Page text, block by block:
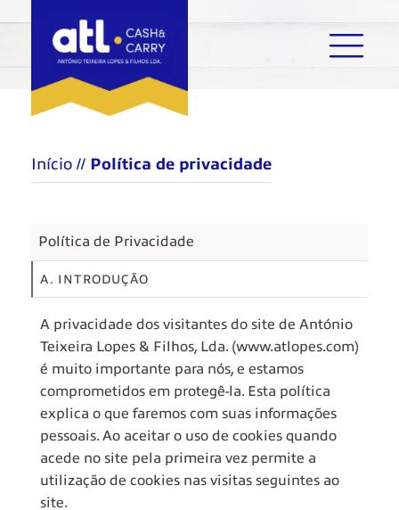
Início // Política de privacidade
Política de Privacidade
A. INTRODUÇÃO
A privacidade dos visitantes do site de António
Teixeira Lopes & Filhos, Lda. (www.atlopes.com)
é muito importante para nós, e estamos
comprometidos em protegê-la. Esta política
explica o que faremos com suas informações
pessoais. Ao aceitar o uso de cookies quando
acede no site pela primeira vez permite a
utilização de cookies nas visitas seguintes ao
site.